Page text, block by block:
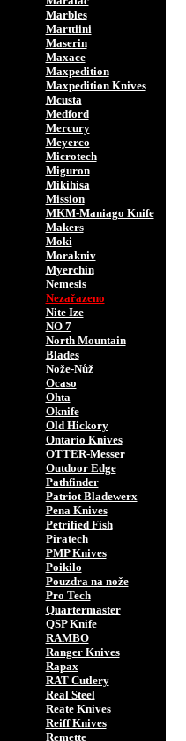
Marbles
Marttiini
Maserin
Maxace
Maxpedition
Maxpedition Knives
Mcusta
Medford
Mercury
Meyerco
Microtech
Miguron
Mikihisa
Mission
MKM-Maniago Knife
Makers
Moki
Morakniv
Myerchin
Nemesis
Nezařazeno
Nite Ize
NO 7
North Mountain
Blades
Nože-Nůž
Ocaso
Ohta
Oknife
Old Hickory
Ontario Knives
OTTER-Messer
Outdoor Edge
Pathfinder
Patriot Bladewerx
Pena Knives
Petrified Fish
Piratech
PMP Knives
Poikilo
Pouzdra na nože
Pro Tech
Quartermaster
QSP Knife
RAMBO
Ranger Knives
Rapax
RAT Cutlery
Real Steel
Reate Knives
Reiff Knives
Remette